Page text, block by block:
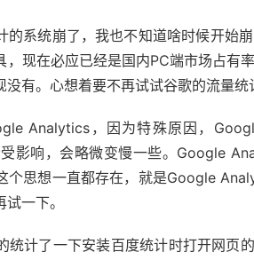
的系统崩了，我也不知道啥时候开始
，现在必应已经是国内PC端市场占有
没有。心想着要不再试试谷歌的流量
Analytics，因为特殊原因，
影响，会略微变慢一些。Google
个思想一直都存在，就是Google
一下。
统计了一下安装百度统计时打开网页